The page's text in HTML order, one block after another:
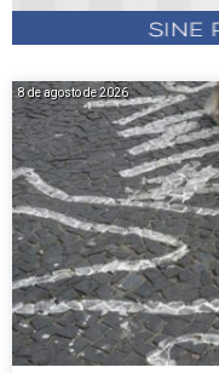
8 de agosto de 2026